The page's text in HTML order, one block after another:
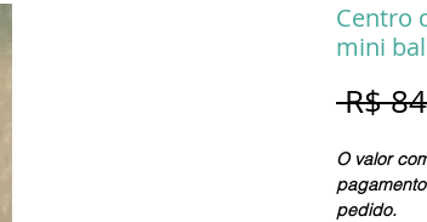
Centro
mini
R$
O valor
pedido.